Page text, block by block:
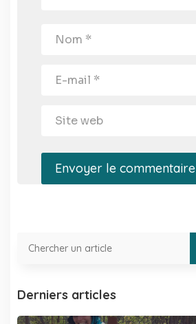
Envoyer le commentaire
Derniers articles